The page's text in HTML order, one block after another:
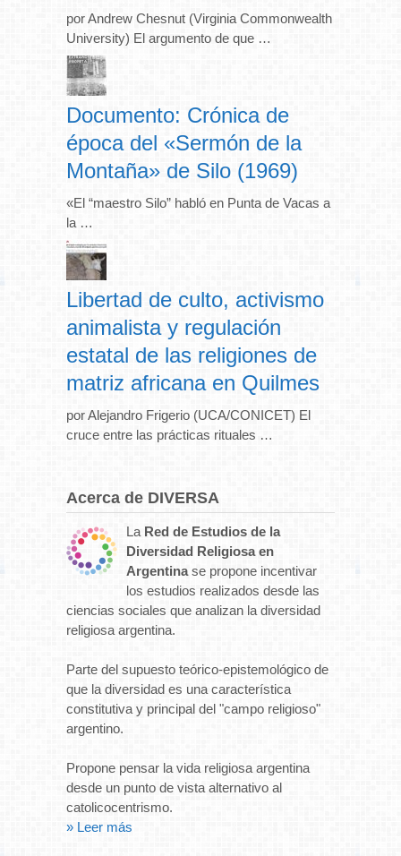
por Andrew Chesnut (Virginia Commonwealth
University) El argumento de que …
Documento: Crónica de
época del «Sermón de la
Montaña» de Silo (1969)
«El “maestro Silo” habló en Punta de Vacas a
la …
Libertad de culto, activismo
animalista y regulación
estatal de las religiones de
matriz africana en Quilmes
por Alejandro Frigerio (UCA/CONICET) El
cruce entre las prácticas rituales …
Acerca de DIVERSA
La Red de Estudios de la
Diversidad Religiosa en
Argentinase propone incentivar
los estudios realizados desde las
ciencias sociales que analizan la diversidad
religiosa argentina.
Parte del supuesto teórico-epistemológico de
que la diversidad es una característica
constitutiva y principal del "campo religioso"
argentino.
Propone pensar la vida religiosa argentina
desde un punto de vista alternativo al
catolicocentrismo.
» Leer más